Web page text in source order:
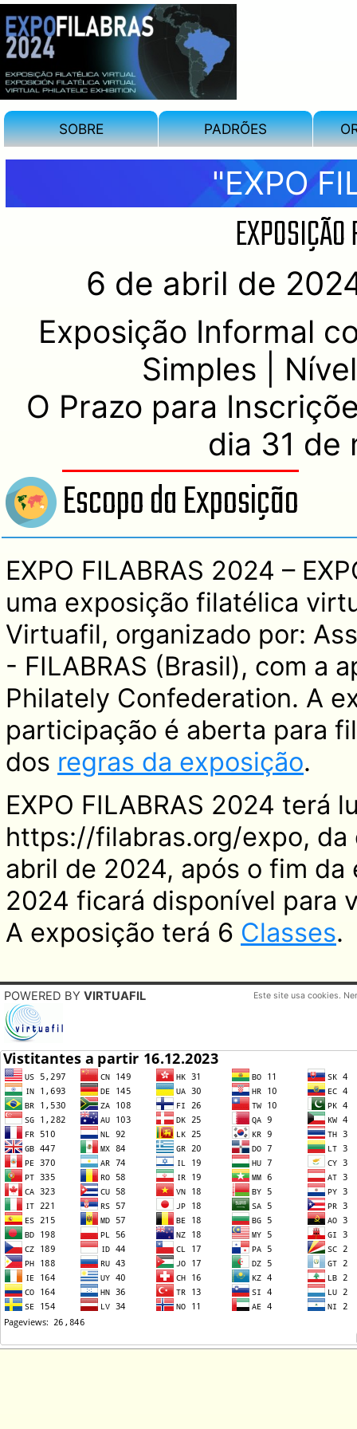
SOBRE PADRÕES
"EXPO
6 de abril de
Exposição Informal
Simples |
O Prazo para
dia 31 de
Escopo da Exposição
EXPO FILABRAS 2024 –
uma exposição filatélica
Virtuafil, organizado por:
- FILABRAS (Brasil), com a
Philately Confederation. A
participação é aberta para
dos regras da exposição.
EXPO FILABRAS 2024 terá
https://filabras.org/expo,
abril de 2024, após o fim da
2024 ficará disponível para
A exposição terá 6 Classes.
POWERED BY VIRTUAFIL Este site usa cookies.